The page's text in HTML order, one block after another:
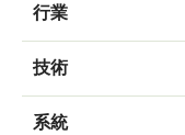
行業
技術
系統